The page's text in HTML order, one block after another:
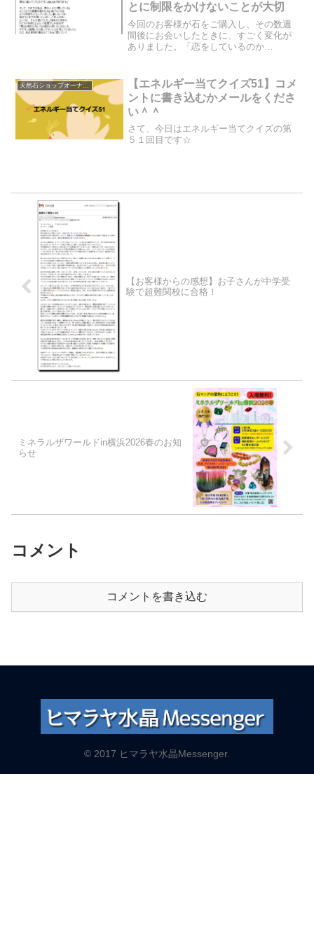
とに制限をかけないことが大切
今回のお客様が石をご購入し、その数週
間後にお会いしたときに、すごく変化が
ありました。「恋をしているのか
はここまで人の印象を変えるのか…とび
っくりした出来事でした＾＾お客...
【エネルギー当てクイズ51】コメ
ントに書き込むかメールをくださ
い＾＾
さて、今日はエネルギー当てクイズの第
５１回目です☆
【お客様からの感想】お子さんが中学受
験で超難関校に合格！
ミネラルザワールドin横浜2026春のお知
らせ
コメント
コメントを書き込む
© 2017 ヒマラヤ水晶Messenger.